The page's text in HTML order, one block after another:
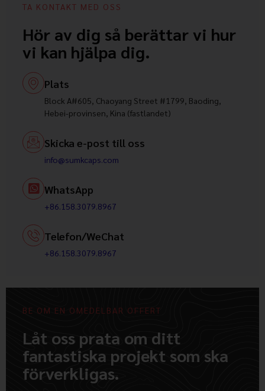
TA KONTAKT MED OSS
Hör av dig så berättar vi hur
vi kan hjälpa dig.
Plats
Block A#605, Chaoyang Street #1799, Baoding,
Hebei-provinsen, Kina (fastlandet)
Skicka e-post till oss
info@sumkcaps.com
WhatsApp
+86.158.3079.8967
Telefon/WeChat
+86.158.3079.8967
BE OM EN OMEDELBAR OFFERT
Låt oss prata om ditt
fantastiska projekt som ska
förverkligas.